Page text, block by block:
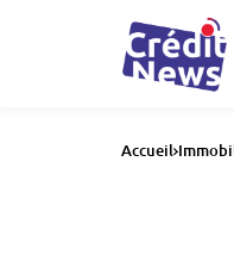
Accueil